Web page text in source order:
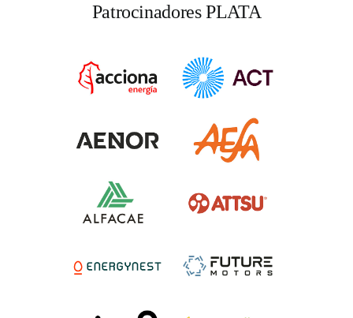
Patrocinadores PLATA